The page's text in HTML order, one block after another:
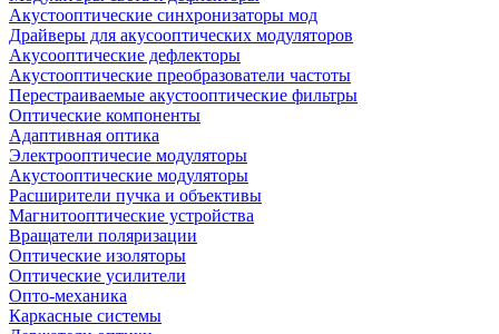
Акустооптические синхронизаторы мод
Драйверы для акусооптических модуляторов
Акусооптические дефлекторы
Акустооптические преобразователи частоты
Перестраиваемые акустооптические фильтры
Оптические компоненты
Адаптивная оптика
Электрооптичесие модуляторы
Акустооптические модуляторы
Расширители пучка и объективы
Магнитооптические устройства
Вращатели поляризации
Оптические изоляторы
Оптические усилители
Опто-механика
Каркасные системы